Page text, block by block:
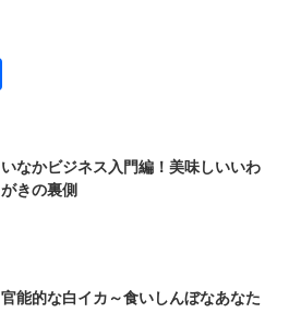
いなかビジネス入門編！美味しいいわ
がきの裏側
官能的な白イカ～食いしんぼなあなた